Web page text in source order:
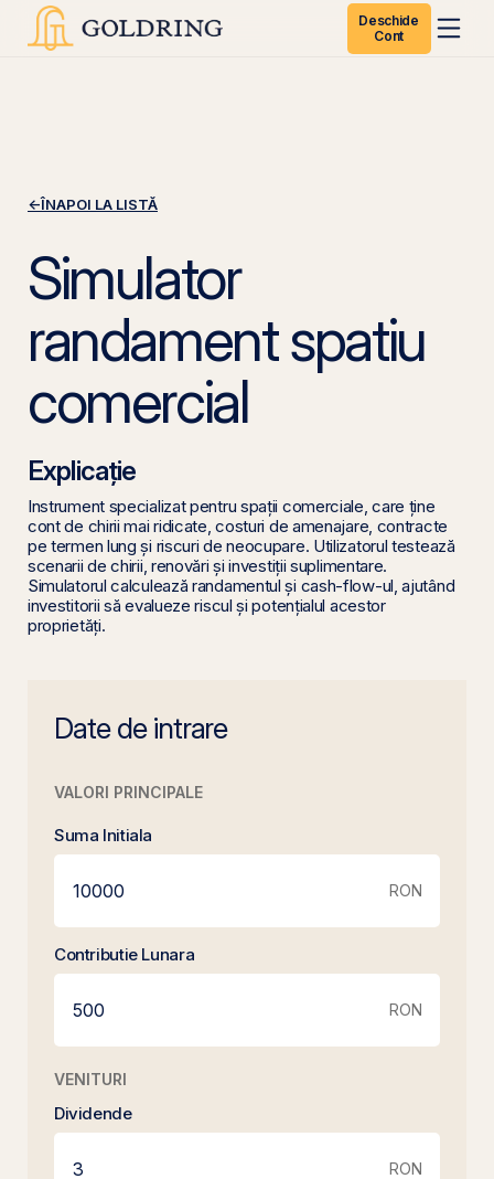
Deschide
Cont
←ÎNAPOI LA LISTĂ
Simulator
randament spatiu
comercial
Explicație
Instrument specializat pentru spații comerciale, care ține
cont de chirii mai ridicate, costuri de amenajare, contracte
pe termen lung și riscuri de neocupare. Utilizatorul testează
scenarii de chirii, renovări și investiții suplimentare.
Simulatorul calculează randamentul și cash-flow-ul, ajutând
investitorii să evalueze riscul și potențialul acestor
proprietăți.
Date de intrare
VALORI PRINCIPALE
Suma Initiala
RON
Contributie Lunara
RON
VENITURI
Dividende
RON